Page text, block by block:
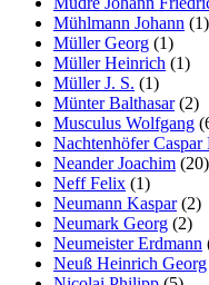
Mühlmann Johann (1)
Müller Georg (1)
Müller Heinrich (1)
Müller J. S. (1)
Münter Balthasar(2)
Musculus Wolfgang
Nachtenhöfer Caspar
Neander Joachim (20)
Neff Felix (1)
Neumann Kaspar(2)
Neumark Georg (2)
Neumeister Erdmann
Neuß Heinrich Georg